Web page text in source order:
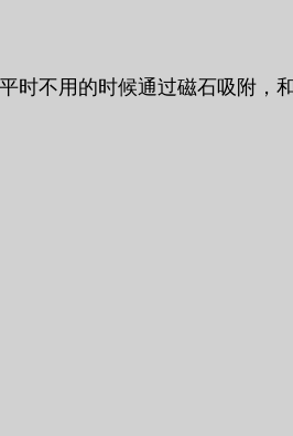
时不用的时候通过磁石吸附，